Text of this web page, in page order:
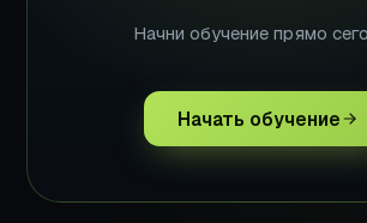
Начни обучение прямо
Начать обучение